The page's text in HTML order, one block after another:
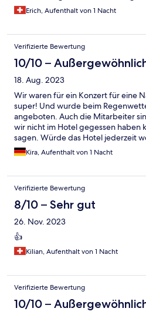
die weiteren im Schrank
Empfinden zu softig...
Erich, Aufenthalt von 1 Nacht
Verifizierte Bewertung
10/10 –
18. Aug. 2023
Wir waren für ein Konzert für eine
super! Und wurde beim
angeboten. Auch die Mitarbeiter
wir nicht im Hotel gegessen haben
sagen. Würde das Hotel jederzeit
Kira, Aufenthalt von 1 Nacht
Verifizierte Bewertung
8/10 – Sehr gut
26. Nov. 2023
👍
Kilian, Aufenthalt von 1 Nacht
Verifizierte Bewertung
10/10 –